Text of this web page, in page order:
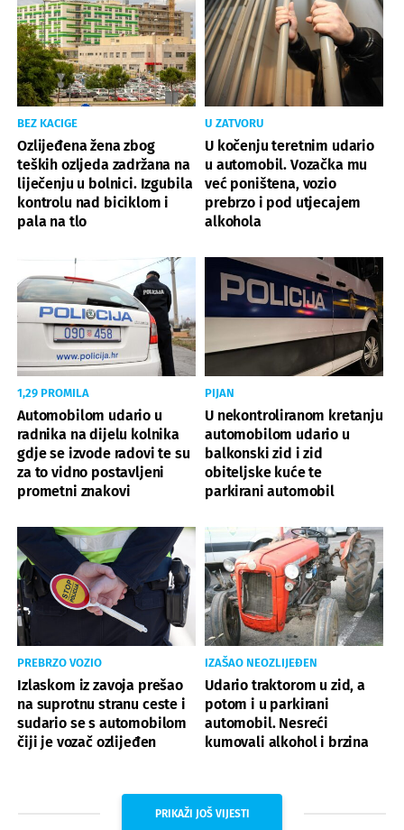
BEZ KACIGE
Ozlijeđena žena zbog
teških ozljeda zadržana na
liječenju u bolnici. Izgubila
kontrolu nad biciklom i
pala na tlo
U ZATVORU
U kočenju teretnim udario
u automobil. Vozačka mu
već poništena, vozio
prebrzo i pod utjecajem
alkohola
1,29 PROMILA
Automobilom udario u
radnika na dijelu kolnika
gdje se izvode radovi te su
za to vidno postavljeni
prometni znakovi
PIJAN
U nekontroliranom kretanju
automobilom udario u
balkonski zid i zid
obiteljske kuće te
parkirani automobil
PREBRZO VOZIO
Izlaskom iz zavoja prešao
na suprotnu stranu ceste i
sudario se s automobilom
čiji je vozač ozlijeđen
IZAŠAO NEOZLIJEĐEN
Udario traktorom u zid, a
potom i u parkirani
automobil. Nesreći
kumovali alkohol i brzina
PRIKAŽI JOŠ VIJESTI